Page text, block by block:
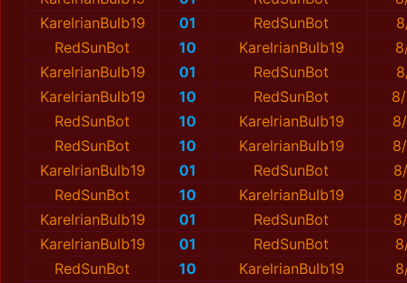
KarelrianBulb19
01 RedSunBot
RedSunBot
10 KarelrianBulb19
KarelrianBulb19
01 RedSunBot
KarelrianBulb19
10 RedSunBot
RedSunBot
10 KarelrianBulb19
RedSunBot
10 KarelrianBulb19
KarelrianBulb19
01 RedSunBot
RedSunBot
10 KarelrianBulb19
KarelrianBulb19
01 RedSunBot
KarelrianBulb19
01 RedSunBot
RedSunBot
10 KarelrianBulb19